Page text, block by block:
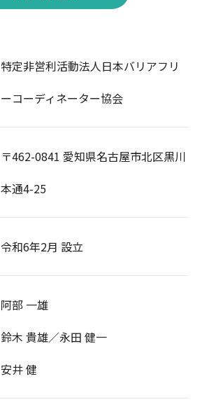
特定非営利活動法人日本バリアフリ
ーコーディネーター協会
〒462-0841 愛知県名古屋市北区黒川
本通4-25
令和6年2月 設立
阿部 一雄
鈴木 貴雄／永田 健一
安井 健